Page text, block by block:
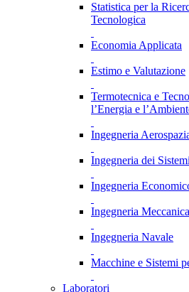
Statistica per la
Tecnologica
Economia Applicata
Estimo e Valutazione
Termotecnica e
l’Energia e
Ingegneria
Ingegneria dei
Ingegneria
Ingegneria Meccanica
Ingegneria Navale
Macchine e Sistemi
Laboratori